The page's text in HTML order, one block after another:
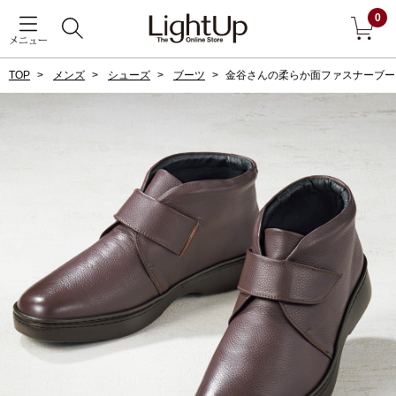
メニュー
0
ダーウェア
戻る
ジャケット
コート
ブルゾン
その他
TOP メンズ シューズ ブーツ 金谷さんの柔らか面ファスナーブ